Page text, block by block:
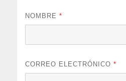
NOMBRE*
CORREO ELECTRÓNICO*